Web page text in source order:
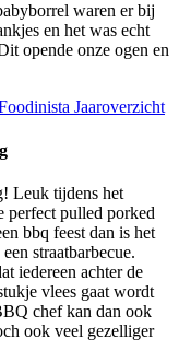
waren er bij
en het was echt
opende onze ogen en
Leuk tijdens het
perfect pulled porked
bbq feest dan is het
straatbarbecue.
iedereen achter de
vlees gaat wordt
chef kan dan ook
ook veel gezelliger